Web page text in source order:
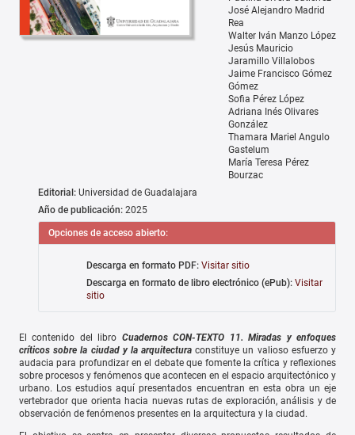
José Alejandro Madrid
Rea
Walter Iván Manzo López
Jesús Mauricio
Jaramillo Villalobos
Jaime Francisco Gómez
Gómez
Sofia Pérez López
Adriana Inés Olivares
González
Thamara Mariel Angulo
Gastelum
María Teresa Pérez
Bourzac
Editorial: Universidad de Guadalajara
Año de publicación: 2025
Opciones de acceso abierto:
Descarga en formato PDF: Visitar sitio
Descarga en formato de libro electrónico (ePub): Visitar
sitio
El contenido del libro Cuadernos CON-TEXTO 11. Miradas y enfoques
críticos sobre la ciudad y la arquitectura constituye un valioso esfuerzo y
audacia para profundizar en el debate que fomente la crítica y reflexiones
sobre procesos y fenómenos que acontecen en el espacio arquitectónico y
urbano. Los estudios aquí presentados encuentran en esta obra un eje
vertebrador que orienta hacia nuevas rutas de exploración, análisis y de
observación de fenómenos presentes en la arquitectura y la ciudad.